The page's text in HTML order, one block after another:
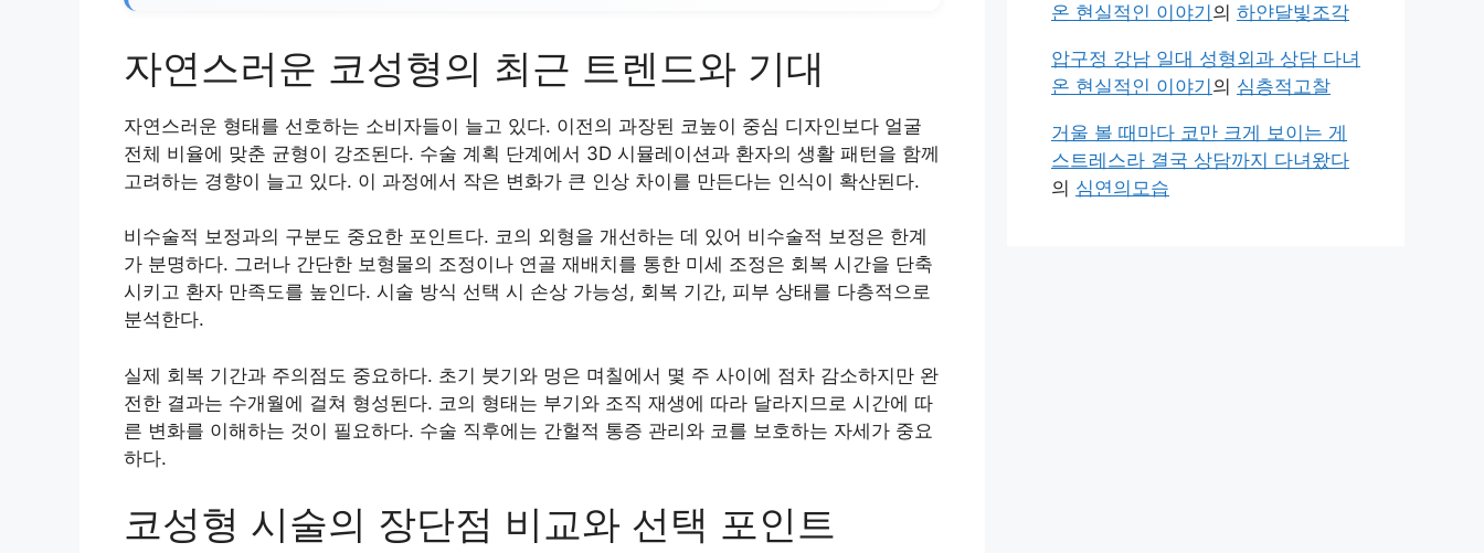
자연스러운 코성형의 최근 트렌드와 기대
자연스러운 형태를 선호하는 소비자들이 늘고 있다. 이전의 과장된 코높이 중심 디자인보다 얼굴
전체 비율에 맞춘 균형이 강조된다. 수술 계획 단계에서 3D 시뮬레이션과 환자의 생활 패턴을 함께
고려하는 경향이 늘고 있다. 이 과정에서 작은 변화가 큰 인상 차이를 만든다는 인식이 확산된다.
비수술적 보정과의 구분도 중요한 포인트다. 코의 외형을 개선하는 데 있어 비수술적 보정은 한계
가 분명하다. 그러나 간단한 보형물의 조정이나 연골 재배치를 통한 미세 조정은 회복 시간을 단축
시키고 환자 만족도를 높인다. 시술 방식 선택 시 손상 가능성, 회복 기간, 피부 상태를 다층적으로
분석한다.
실제 회복 기간과 주의점도 중요하다. 초기 붓기와 멍은 며칠에서 몇 주 사이에 점차 감소하지만 완
전한 결과는 수개월에 걸쳐 형성된다. 코의 형태는 부기와 조직 재생에 따라 달라지므로 시간에 따
른 변화를 이해하는 것이 필요하다. 수술 직후에는 간헐적 통증 관리와 코를 보호하는 자세가 중요
하다.
코성형 시술의 장단점 비교와 선택 포인트
온 현실적인 이야기 의 하얀달빛조각
압구정 강남 일대 성형외과 상담 다녀
온 현실적인 이야기 의 심층적고찰
거울 볼 때마다 코만 크게 보이는 게
스트레스라 결국 상담까지 다녀왔다
의 심연의모습